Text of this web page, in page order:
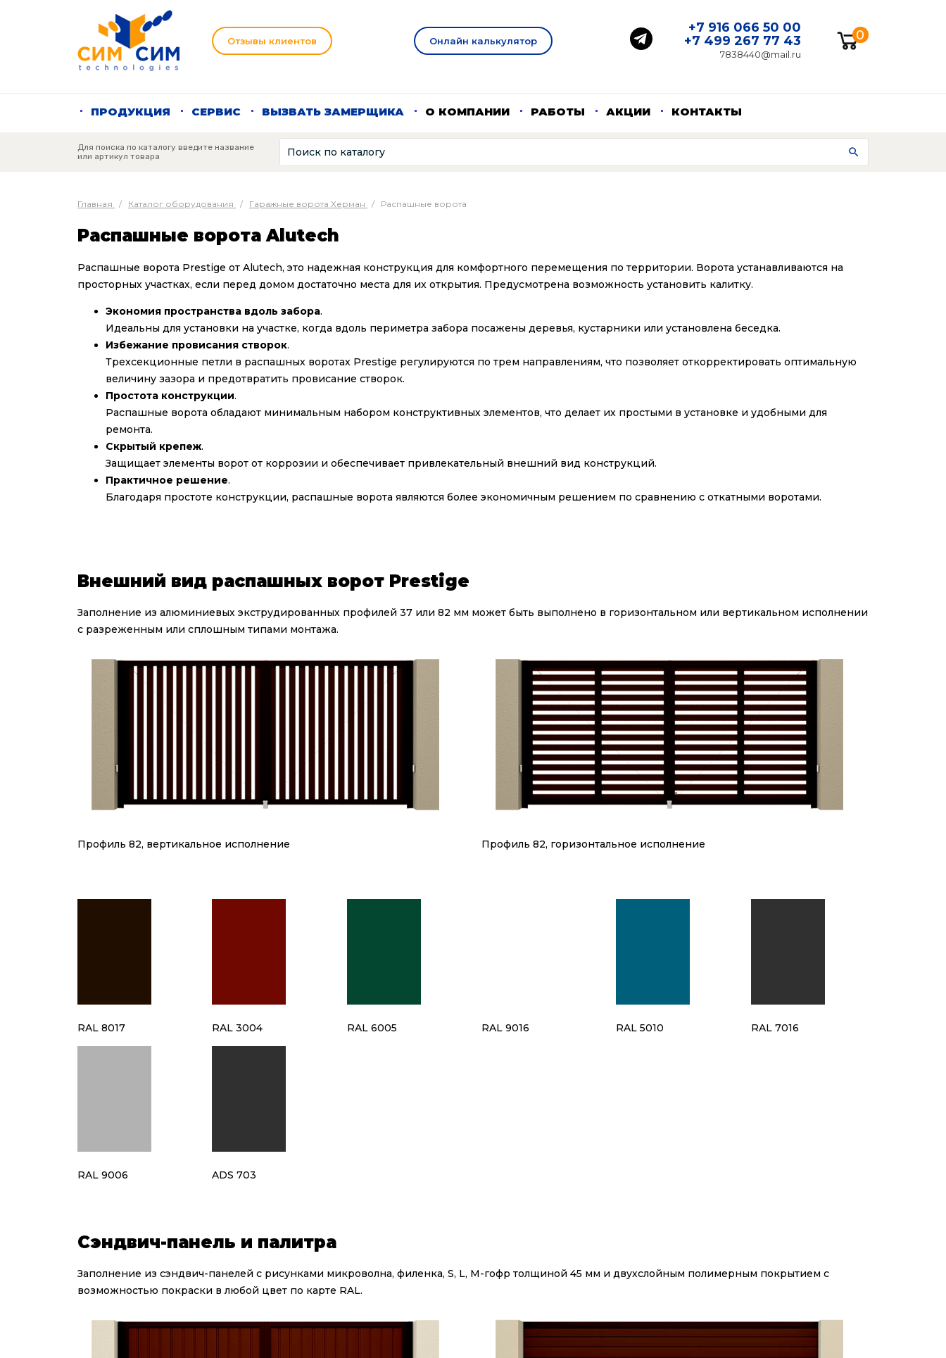
Отзывы клиентов Онлайн калькулятор
+7 916 066 50 00
+7 499 267 77 43
7838440@mail.ru
0
ПРОДУКЦИЯ СЕРВИС ВЫЗВАТЬ ЗАМЕРЩИКА О КОМПАНИИ РАБОТЫ АКЦИИ КОНТАКТЫ
Для поиска по каталогу введите название
или артикул товара
Главная / Каталог оборудования / Гаражные ворота Херман / Распашные ворота
Распашные ворота Alutech
Распашные ворота Prestige от Alutech, это надежная конструкция для комфортного перемещения по территории. Ворота устанавливаются на
просторных участках, если перед домом достаточно места для их открытия. Предусмотрена возможность установить калитку.
Экономия пространства вдоль забора.
Идеальны для установки на участке, когда вдоль периметра забора посажены деревья, кустарники или установлена беседка.
Избежание провисания створок.
Трехсекционные петли в распашных воротах Prestige регулируются по трем направлениям, что позволяет откорректировать оптимальную
величину зазора и предотвратить провисание створок.
Простота конструкции.
Распашные ворота обладают минимальным набором конструктивных элементов, что делает их простыми в установке и удобными для
ремонта.
Скрытый крепеж.
Защищает элементы ворот от коррозии и обеспечивает привлекательный внешний вид конструкций.
Практичное решение.
Благодаря простоте конструкции, распашные ворота являются более экономичным решением по сравнению с откатными воротами.
Внешний вид распашных ворот Prestige
Заполнение из алюминиевых экструдированных профилей 37 или 82 мм может быть выполнено в горизонтальном или вертикальном исполнении
с разреженным или сплошным типами монтажа.
Профиль 82, вертикальное исполнение Профиль 82, горизонтальное исполнение
RAL 8017 RAL 3004 RAL 6005 RAL 9016 RAL 5010 RAL 7016
RAL 9006 ADS 703
Сэндвич-панель и палитра
Заполнение из сэндвич-панелей с рисунками микроволна, филенка, S, L, M-гофр толщиной 45 мм и двухслойным полимерным покрытием с
возможностью покраски в любой цвет по карте RAL.